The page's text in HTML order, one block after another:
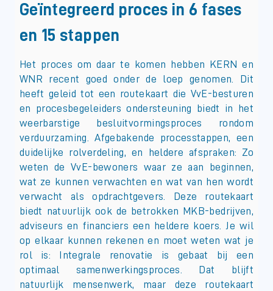
Geïntegreerd proces in 6 fases
en 15 stappen
Het proces om daar te komen hebben KERN en
WNR recent goed onder de loep genomen. Dit
heeft geleid tot een routekaart die VvE-besturen
en procesbegeleiders ondersteuning biedt in het
weerbarstige besluitvormingsproces rondom
verduurzaming. Afgebakende processtappen, een
duidelijke rolverdeling, en heldere afspraken: Zo
weten de VvE-bewoners waar ze aan beginnen,
wat ze kunnen verwachten en wat van hen wordt
verwacht als opdrachtgevers. Deze routekaart
biedt natuurlijk ook de betrokken MKB-bedrijven,
adviseurs en financiers een heldere koers. Je wil
op elkaar kunnen rekenen en moet weten wat je
rol is: Integrale renovatie is gebaat bij een
optimaal samenwerkingsproces. Dat blijft
natuurlijk mensenwerk, maar deze routekaart